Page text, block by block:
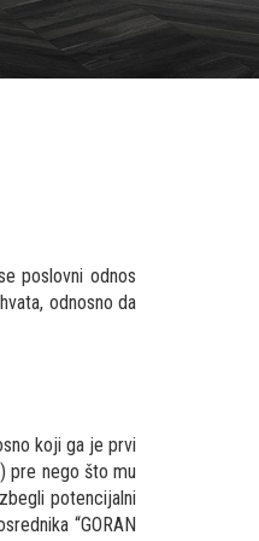
poslovni odnos
odnosno da
koji ga je prvi
pre nego što mu
potencijalni
“GORAN